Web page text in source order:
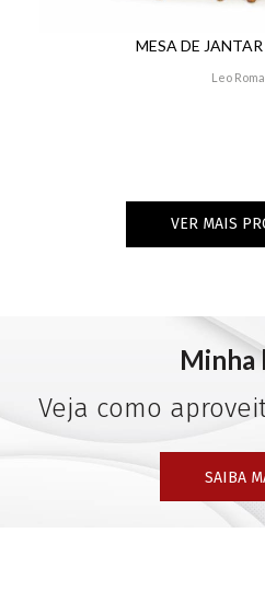
MESA DE
Leo
VER MAIS
Minha
Veja como
SAIBA